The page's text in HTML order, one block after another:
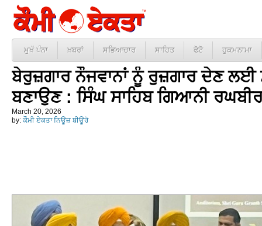
ਮੁਖੱ ਪੰਨਾ ਖ਼ਬਰਾਂ ਸਭਿਆਚਾਰ ਸਾਹਿਤ ਫੋਟੋ ਹੁਕਮਨਾਮਾ
ਬੇਰੁਜ਼ਗਾਰ ਨੌਜਵਾਨਾਂ ਨੂੰ ਰੁਜ਼ਗਾਰ ਦੇਣ ਲਈ
ਬਣਾਉਣ : ਸਿੰਘ ਸਾਹਿਬ ਗਿਆਨੀ
March 20, 2026
by: ਕੌਮੀ ਏਕਤਾ ਨਿਊਜ਼ ਬੀਊਰੋ